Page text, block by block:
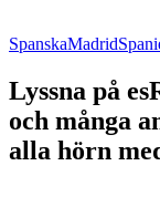
SpanskaMadrid
Lyssna på
och många
alla hörn